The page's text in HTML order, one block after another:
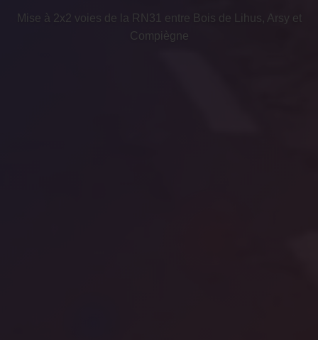
Mise à 2x2 voies de la RN31 entre Bois de Lihus, Arsy et
Compiègne